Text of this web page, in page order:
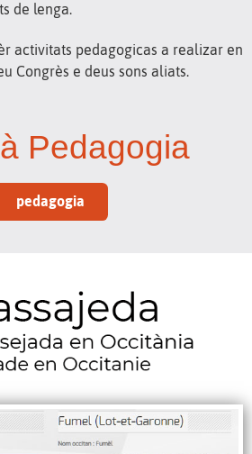
de lenga.
activitats pedagogicas a realizar en
Congrès e deus sons aliats.
Pedagogia
pedagogia